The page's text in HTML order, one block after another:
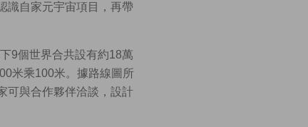
識自家元宇宙項目，再帶
9個世界合共設有約18萬
米乘100米。據路線圖所
可與合作夥伴洽談，設計